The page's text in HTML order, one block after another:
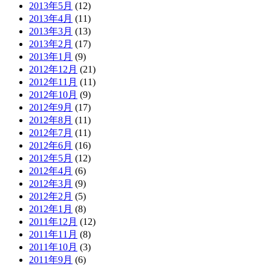
2013年5月 (12)
2013年4月 (11)
2013年3月 (13)
2013年2月 (17)
2013年1月 (9)
2012年12月 (21)
2012年11月 (11)
2012年10月 (9)
2012年9月 (17)
2012年8月 (11)
2012年7月 (11)
2012年6月 (16)
2012年5月 (12)
2012年4月 (6)
2012年3月 (9)
2012年2月 (5)
2012年1月 (8)
2011年12月 (12)
2011年11月 (8)
2011年10月 (3)
2011年9月 (6)